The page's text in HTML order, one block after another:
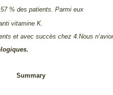
% des patients. Parmi eux
vitamine K.
et avec succès chez 4.Nous
Summary